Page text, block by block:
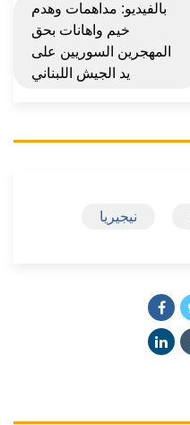
بالفيديو: مداهمات وهدم
خيم واهانات بحق
المهجرين السوريين على
يد الجيش اللبناني
نيجيريا